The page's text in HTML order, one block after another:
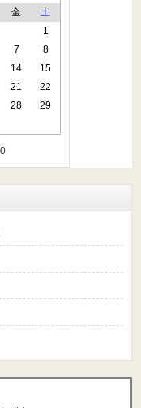
金
土
1
7
8
14
15
21
22
28
29